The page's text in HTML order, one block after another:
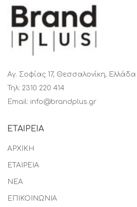
Αγ. Σοφίας 17, Θεσσαλονίκη, Ελλάδα
Τηλ: 2310 220 414
Email: info@brandplus.gr
ΕΤΑΙΡΕΙΑ
ΑΡΧΙΚΗ
ΕΤΑΙΡΕΙΑ
ΝΕΑ
ΕΠΙΚΟΙΝΩΝΙΑ